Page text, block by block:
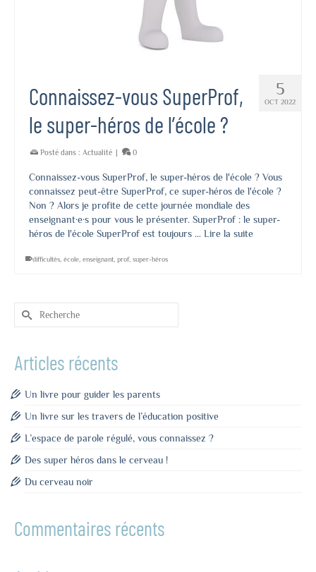
5
OCT 2022
Connaissez-vous SuperProf,
le super-héros de l’école ?
Posté dans : Actualité | 0
Connaissez-vous SuperProf, le super-héros de l'école ? Vous
connaissez peut-être SuperProf, ce super-héros de l'école ?
Non ? Alors je profite de cette journée mondiale des
enseignant·e·s pour vous le présenter. SuperProf : le super-
héros de l'école SuperProf est toujours … Lire la suite
difficultés école enseignant prof, super-héros
Rechercher :
Articles récents
Un livre pour guider les parents
Un livre sur les travers de l’éducation positive
L’espace de parole régulé, vous connaissez ?
Des super héros dans le cerveau !
Du cerveau noir
Commentaires récents